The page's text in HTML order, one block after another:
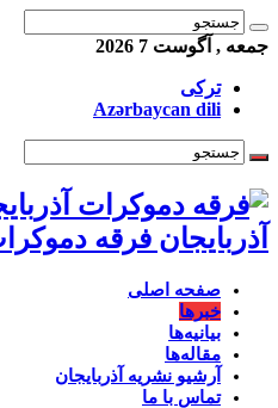
جمعه , آگوست 7 2026
ترکی
Azərbaycan dili
آذربایجان فرقه
صفحه اصلی
خبرها
بیانیه‌ها
مقاله‌ها
آرشیو نشریه آذربایجان
تماس با ما